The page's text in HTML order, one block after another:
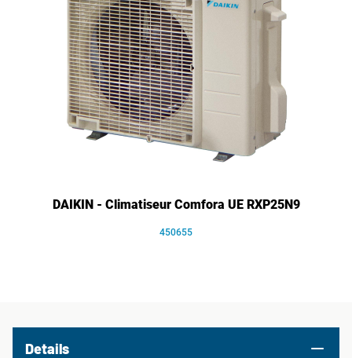
DAIKIN - Climatiseur Comfora UE RXP25N9
450655
Details